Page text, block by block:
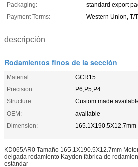
Packaging:
standard export
Payment Terms:
Western Union, T/
descripción
Rodamientos finos de la sección
Material:
GCR15
Precision:
P6,P5,P4
Structure:
Custom made
OEM:
available
Dimension:
165.1X190.5X12.7mm
KD065AR0 Tamaño 165.1X190.5X12.7mm
delgada rodamiento Kaydon fábrica de
estándar